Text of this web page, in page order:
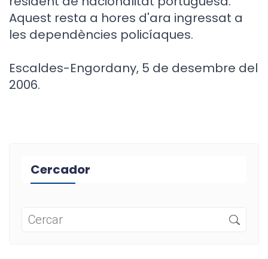
Aquest resta a hores d'ara ingressat a
les dependències policíaques.
Escaldes-Engordany, 5 de desembre del
2006.
Cercador